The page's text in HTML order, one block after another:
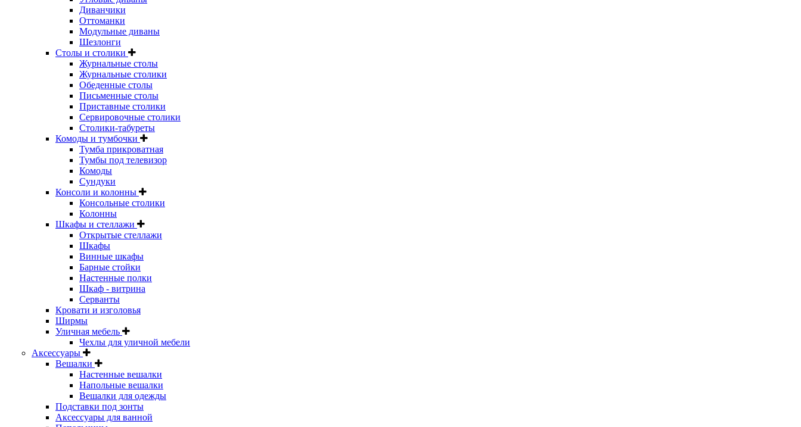
Диванчики
Оттоманки
Модульные диваны
Шезлонги
Столы и столики
Журнальные столы
Журнальные столики
Обеденные столы
Письменные столы
Приставные столики
Сервировочные столики
Столики-табуреты
Комоды и тумбочки
Тумба прикроватная
Тумбы под телевизор
Комоды
Сундуки
Консоли и колонны
Консольные столики
Колонны
Шкафы и стеллажи
Открытые стеллажи
Шкафы
Винные шкафы
Барные стойки
Настенные полки
Шкаф - витрина
Серванты
Кровати и изголовья
Ширмы
Уличная мебель
Чехлы для уличной мебели
Аксессуары
Вешалки
Настенные вешалки
Напольные вешалки
Вешалки для одежды
Подставки под зонты
Аксессуары для ванной